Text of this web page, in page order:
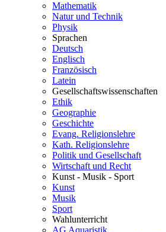
Mathematik
Natur und Technik
Physik
Sprachen
Deutsch
Englisch
Französisch
Latein
Gesellschaftswissenschaften
Ethik
Geographie
Geschichte
Evang. Religionslehre
Kath. Religionslehre
Politik und Gesellschaft
Wirtschaft und Recht
Kunst - Musik - Sport
Kunst
Musik
Sport
Wahlunterricht
AG Aquaristik